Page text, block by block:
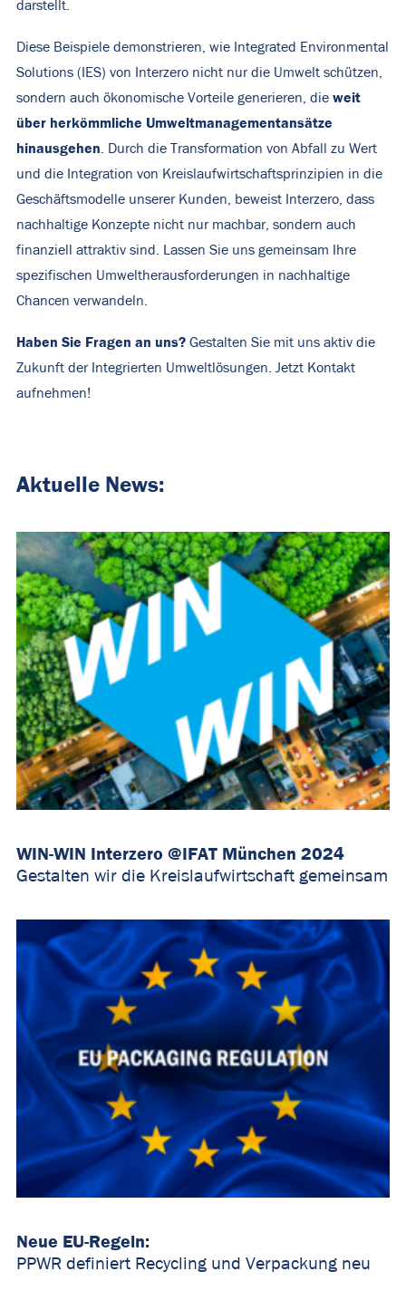
darstellt.
Diese Beispiele demonstrieren, wie Integrated Environmental
Solutions (IES) von Interzero nicht nur die Umwelt schützen,
sondern auch ökonomische Vorteile generieren, die weit
über herkömmliche Umweltmanagementansätze
hinausgehen . Durch die Transformation von Abfall zu Wert
und die Integration von Kreislaufwirtschaftsprinzipien in die
Geschäftsmodelle unserer Kunden, beweist Interzero, dass
nachhaltige Konzepte nicht nur machbar, sondern auch
finanziell attraktiv sind. Lassen Sie uns gemeinsam Ihre
spezifischen Umweltherausforderungen in nachhaltige
Chancen verwandeln.
Haben Sie Fragen an uns? Gestalten Sie mit uns aktiv die
Zukunft der Integrierten Umweltlösungen.
Jetzt Kontakt
aufnehmen!
Aktuelle News:
WIN-WIN Interzero @IFAT München 2024
Gestalten wir die Kreislaufwirtschaft gemeinsam
Neue EU-Regeln:
PPWR definiert Recycling und Verpackung neu